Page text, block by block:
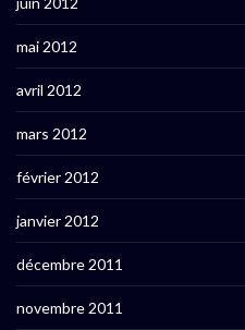
mai 2012
avril 2012
mars 2012
février 2012
janvier 2012
décembre 2011
novembre 2011